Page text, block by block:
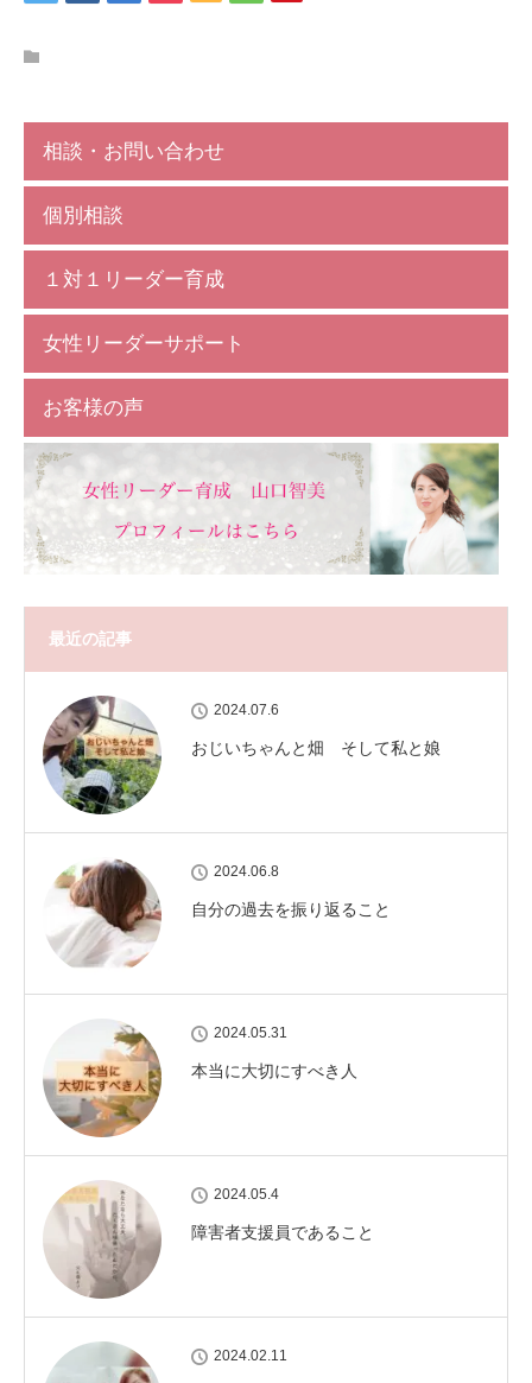
相談・お問い合わせ
個別相談
１対１リーダー育成
女性リーダーサポート
お客様の声
最近の記事
2024.07.6
おじいちゃんと畑 そして私と娘
2024.06.8
自分の過去を振り返ること
2024.05.31
本当に大切にすべき人
2024.05.4
障害者支援員であること
2024.02.11